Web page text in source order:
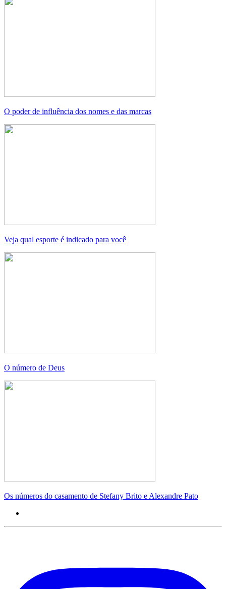
O poder de influência dos nomes e das marcas
Veja qual esporte é indicado para você
O número de Deus
Os números do casamento de Stefany Brito e Alexandre Pato